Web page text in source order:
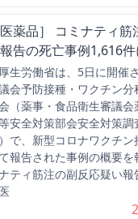
医薬品］ コミナティ
告の死亡事例1,616
生労働省は、5日に開催
会予防接種・ワクチン
（薬事・食品衛生審議
安全対策部会安全対策調
で、新型コロナワクチン
報告された事例の概要
ティ筋注の副反応疑い